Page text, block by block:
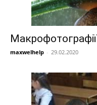
maxwelhelp - 29.02.2020